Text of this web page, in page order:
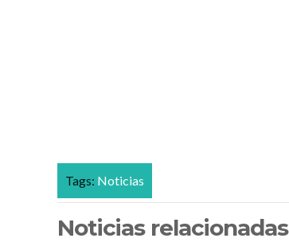
Tags: Noticias
Noticias relacionadas